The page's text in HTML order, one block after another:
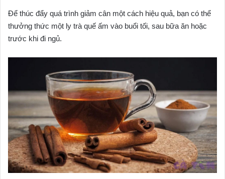
Để thúc đẩy quá trình giảm cân một cách hiệu quả, bạn có thể
thưởng thức một ly trà quế ấm vào buổi tối, sau bữa ăn hoặc
trước khi đi ngủ.